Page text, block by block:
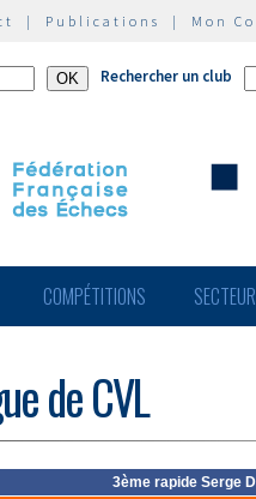
| Publications | Mon
Rechercher un club
COMPÉTITIONS
de CVL
3ème rapide Serge